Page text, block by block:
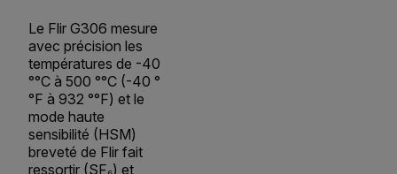
Le Flir G306 mesure
avec précision les
températures de -40
°°C à 500 °°C (-40 °
°F à 932 °°F) et le
mode haute
sensibilité (HSM)
breveté de Flir fait
ressortir (SF₆) et